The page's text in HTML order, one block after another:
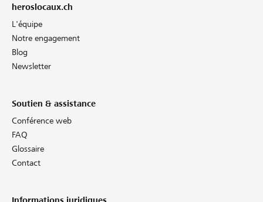
heroslocaux.ch
L'équipe
Notre engagement
Blog
Newsletter
Soutien & assistance
Conférence web
FAQ
Glossaire
Contact
Informations juridiques